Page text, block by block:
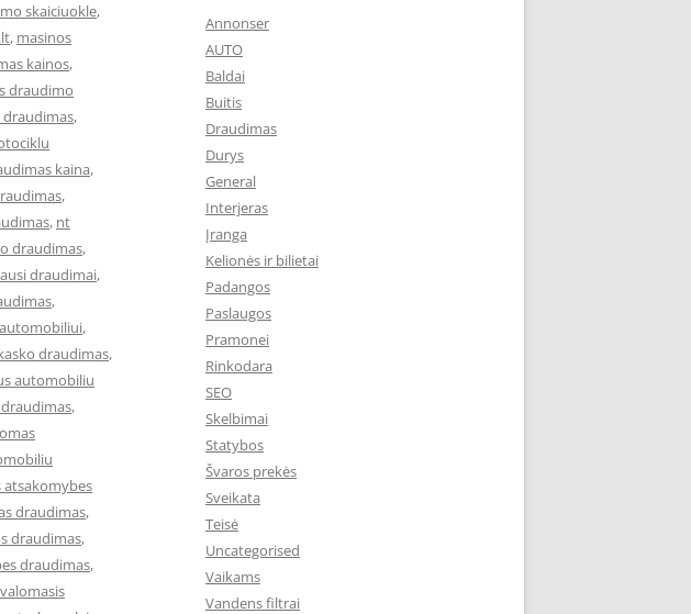
skaiciuokle,
, masinos
kainos,
draudimo
draudimas,
kaina,
,
, nt
draudimas,
draudimai,
,
,
draudimas,
automobiliu
,
atsakomybes
draudimas,
draudimas,
draudimas,
Annonser
AUTO
Baldai
Buitis
Draudimas
Durys
General
Interjeras
Įranga
Kelionės ir bilietai
Padangos
Paslaugos
Pramonei
Rinkodara
SEO
Skelbimai
Statybos
Švaros prekės
Sveikata
Teisė
Uncategorised
Vaikams
Vandens filtrai